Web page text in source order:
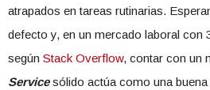
atrapados en tareas rutinarias.
defecto y, en un mercado laboral con
según Stack Overflow, contar con un
Servicesólido actúa como una